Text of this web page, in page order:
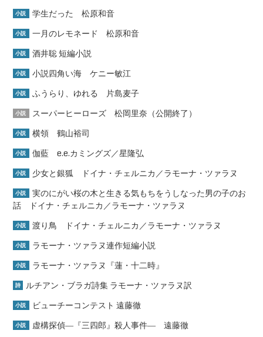
小説 学生だった 松原和音
小説 一月のレモネード 松原和音
小説 酒井聡 短編小説
小説 小説四角い海 ケニー敏江
小説 ふうらり、ゆれる 片島麦子
小説 スーパーヒーローズ 松岡里奈（公開終了）
小説 横領 鶴山裕司
小説 伽藍 e.e.カミングズ／星隆弘
小説 少女と銀狐 ドイナ・チェルニカ／ラモーナ・ツァラヌ
小説
実のにがい桜の木と生きる気もちをうしなった男の子のお
話 ドイナ・チェルニカ／ラモーナ・ツァラヌ
小説 渡り鳥 ドイナ・チェルニカ／ラモーナ・ツァラヌ
小説 ラモーナ・ツァラヌ連作短編小説
小説 ラモーナ・ツァラヌ『蓮・十二時』
詩 ルチアン・ブラガ詩集 ラモーナ・ツァラヌ訳
小説 ビューチーコンテスト 遠藤徹
小説 虚構探偵―『三四郎』殺人事件― 遠藤徹